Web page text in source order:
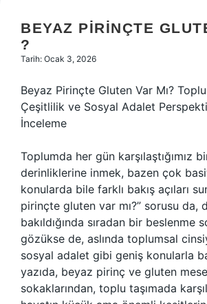
Hakkımızda
BEYAZ PIRINÇTE
?
Tarih: Ocak 3, 2026
Beyaz Pirinçte Gluten Var Mı?
Çeşitlilik ve Sosyal Adalet
İnceleme
Toplumda her gün karşılaştığımız
derinliklerine inmek, bazen çok
konularda bile farklı bakış açıları
pirinçte gluten var mı?” sorusu da,
bakıldığında sıradan bir beslenme
gözükse de, aslında toplumsal
sosyal adalet gibi geniş konularla
yazıda, beyaz pirinç ve gluten
sokaklarından, toplu taşımada